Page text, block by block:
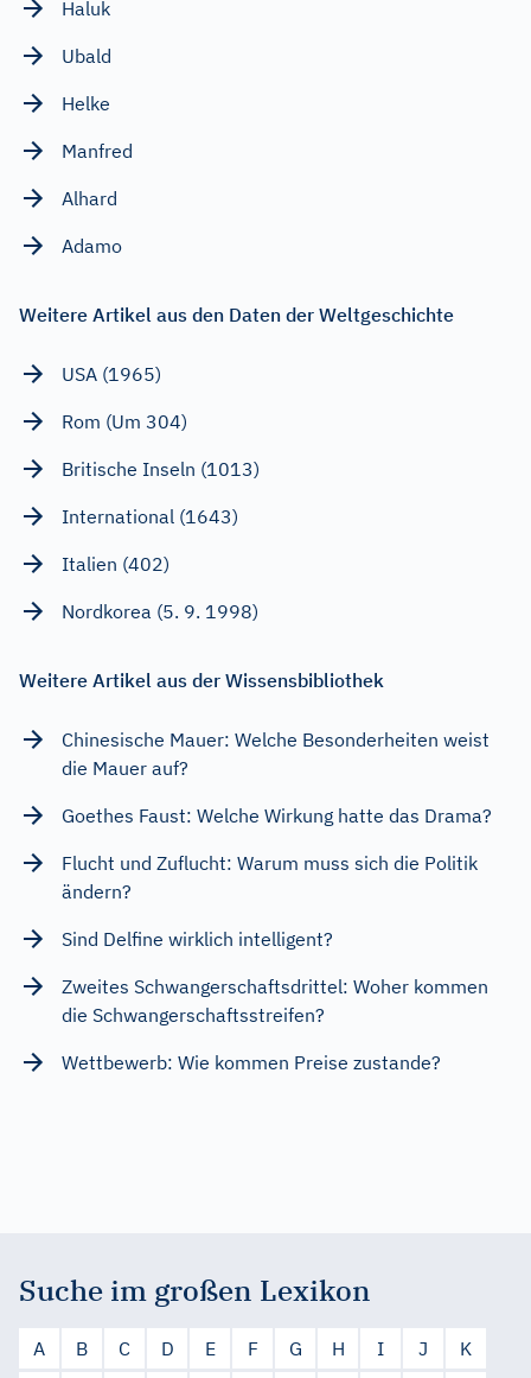
Haluk
Ubald
Helke
Manfred
Alhard
Adamo
Weitere Artikel aus den Daten der Weltgeschichte
USA (1965)
Rom (Um 304)
Britische Inseln (1013)
International (1643)
Italien (402)
Nordkorea (5. 9. 1998)
Weitere Artikel aus der Wissensbibliothek
Chinesische Mauer: Welche Besonderheiten weist
die Mauer auf?
Goethes Faust: Welche Wirkung hatte das Drama?
Flucht und Zuflucht: Warum muss sich die Politik
ändern?
Sind Delfine wirklich intelligent?
Zweites Schwangerschaftsdrittel: Woher kommen
die Schwangerschaftsstreifen?
Wettbewerb: Wie kommen Preise zustande?
Suche im großen Lexikon
A B C D E F G H I J
K